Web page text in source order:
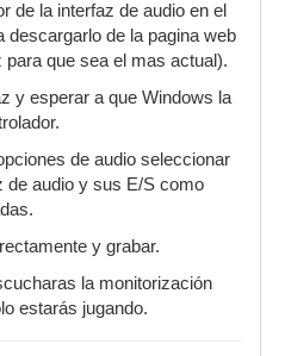
de la interfaz de audio en el
descargarlo de la pagina web
que sea el mas actual).
y esperar a que Windows la
de audio seleccionar
de audio y sus E/S como
y grabar.
la monitorización
estarás jugando.